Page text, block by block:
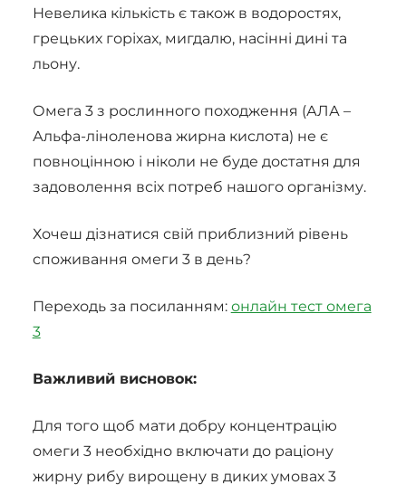
Невелика кількість є також в водоростях,
грецьких горіхах, мигдалю, насінні дині та
льону.
Омега 3 з рослинного походження (АЛА –
Альфа-ліноленова жирна кислота) не є
повноцінною і ніколи не буде достатня для
задоволення всіх потреб нашого організму.
Хочеш дізнатися свій приблизний рівень
споживання омеги 3 в день?
Переходь за посиланням: онлайн тест омега
3
Важливий висновок:
Для того щоб мати добру концентрацію
омеги 3 необхідно включати до раціону
жирну рибу вирощену в диких умовах 3